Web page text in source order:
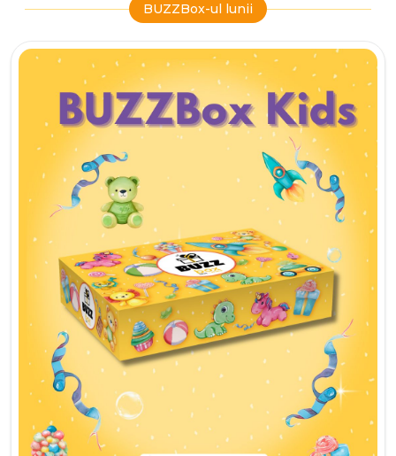
BUZZBox-ul lunii